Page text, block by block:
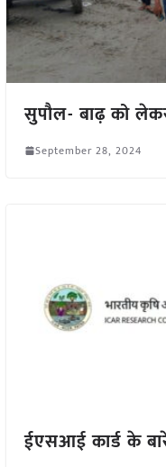
सुपौल- बाढ़ को
September 28, 2024
ईएसआई कार्ड के